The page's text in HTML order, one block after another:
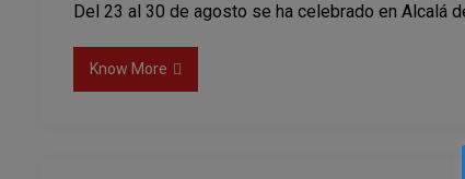
Del 23 al 30 de agosto se ha celebrado en Alcalá
Know More